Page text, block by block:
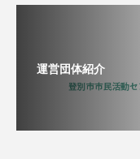
運営団体紹介